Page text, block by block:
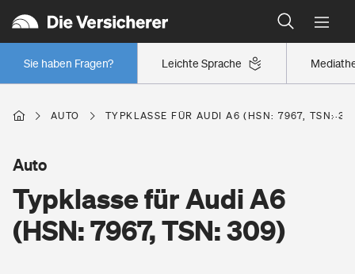
Leichte Sprache
Sie haben Fragen?
Wer versichert was: Jetzt Versicherer finden
Regionalklassen: So ist Ihre Region eingestuft
Wer versichert was: Jetzt Versicherer finden
Berufsunfähigkeitsversicherung
Erwerbsunfähigkeitsversicherung
Wohnen
AUTO TYPKLASSE FÜR AUDI A6 (HSN: 7967, TSN:
Typklasse für Audi A6
(HSN: 7967, TSN: 309)
Auto